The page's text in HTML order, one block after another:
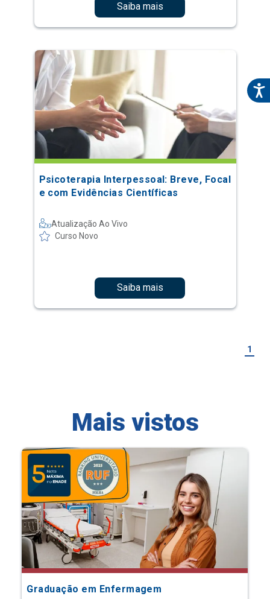
Saiba mais
Psicoterapia Interpessoal: Breve, Focal
e com Evidências Científicas
Atualização Ao Vivo
Curso Novo
Saiba mais
1
Mais vistos
Graduação em Enfermagem